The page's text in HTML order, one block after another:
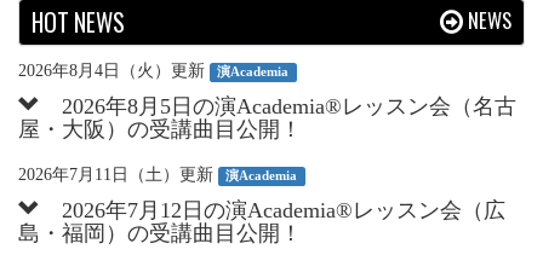
HOT NEWS NEWS
2026年8月4日（火）更新 演Academia
2026年8月5日の演Academia®︎レッスン会（名古
屋・大阪）の受講曲目公開！
2026年7月11日（土）更新 演Academia
2026年7月12日の演Academia®︎レッスン会（広
島・福岡）の受講曲目公開！